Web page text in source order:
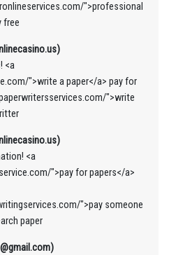
">professional
free
<a
">write a paper</a> pay for
">write
<a
">pay for papers</a>
">pay someone
paper